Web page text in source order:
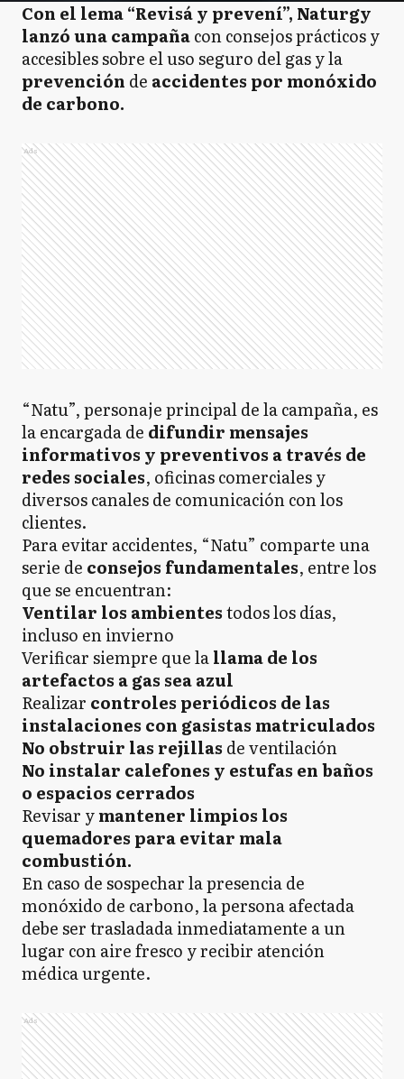
Con el lema “Revisá y prevení”, Naturgy
lanzó una campañacon consejos prácticos y
accesibles sobre el uso seguro del gas y la
prevención de accidentes por monóxido
de carbono.
Ads
“Natu”, personaje principal de la campaña, es
la encargada de difundir mensajes
informativos y preventivos a través de
redes sociales, oficinas comerciales y
diversos canales de comunicación con los
clientes.
Para evitar accidentes, “Natu” comparte una
serie de consejos fundamentales, entre los
que se encuentran:
Ventilar los ambientestodos los días,
incluso en invierno
Verificar siempre que lallama de los
artefactos a gas sea azul
Realizar controles periódicos de las
instalaciones con gasistas matriculados
No obstruir las rejillas de ventilación
No instalar calefones y estufas en baños
o espacios cerrados
Revisar ymantener limpios los
quemadores para evitar mala
combustión.
En caso de sospechar la presencia de
monóxido de carbono, la persona afectada
debe ser trasladada inmediatamente a un
lugar con aire fresco y recibir atención
médica urgente.
Ads